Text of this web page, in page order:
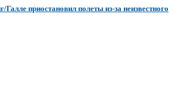
Галле приостановил полеты из-за неизвестного